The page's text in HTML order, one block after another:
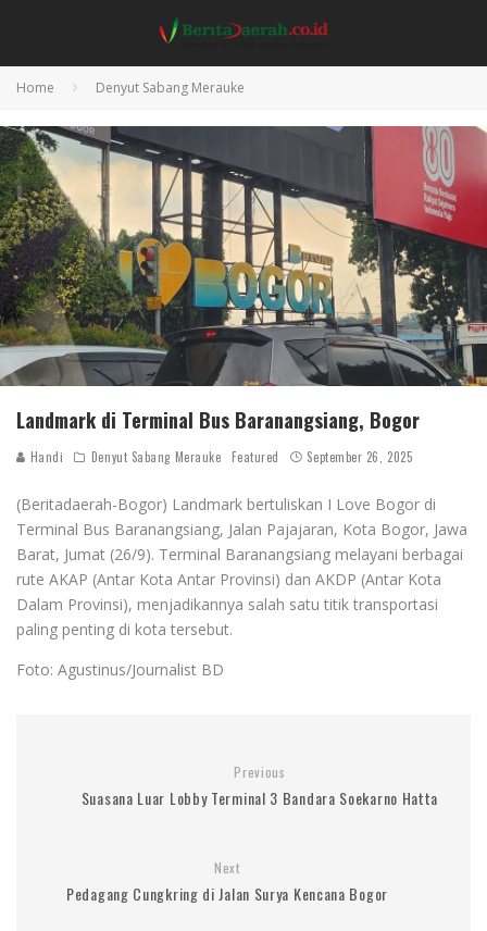
Home Denyut Sabang Merauke
Landmark di Terminal Bus Baranangsiang, Bogor
Handi Denyut Sabang Merauke Featured September 26, 2025
(Beritadaerah-Bogor) Landmark bertuliskan I Love Bogor di
Terminal Bus Baranangsiang, Jalan Pajajaran, Kota Bogor, Jawa
Barat, Jumat (26/9). Terminal Baranangsiang melayani berbagai
rute AKAP (Antar Kota Antar Provinsi) dan AKDP (Antar Kota
Dalam Provinsi), menjadikannya salah satu titik transportasi
paling penting di kota tersebut.
Foto: Agustinus/Journalist BD
Previous
Suasana Luar Lobby Terminal 3 Bandara Soekarno Hatta
Next
Pedagang Cungkring di Jalan Surya Kencana Bogor